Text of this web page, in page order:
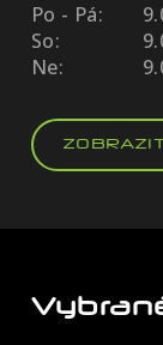
Po - Pá:
So:
Ne: